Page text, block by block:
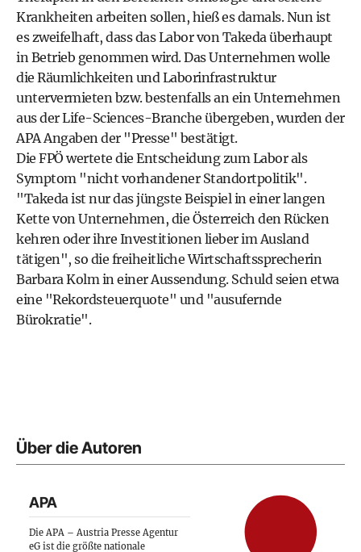
Krankheiten arbeiten sollen, hieß es damals. Nun ist
es zweifelhaft, dass das Labor von Takeda überhaupt
in Betrieb genommen wird. Das Unternehmen wolle
die Räumlichkeiten und Laborinfrastruktur
untervermieten bzw. bestenfalls an ein Unternehmen
aus der Life-Sciences-Branche übergeben, wurden der
APA Angaben der "Presse" bestätigt.
Die FPÖ wertete die Entscheidung zum Labor als
Symptom "nicht vorhandener Standortpolitik".
"Takeda ist nur das jüngste Beispiel in einer langen
Kette von Unternehmen, die Österreich den Rücken
kehren oder ihre Investitionen lieber im Ausland
tätigen", so die freiheitliche Wirtschaftssprecherin
Barbara Kolm in einer Aussendung. Schuld seien etwa
eine "Rekordsteuerquote" und "ausufernde
Bürokratie".
Über die Autoren
APA
Die APA – Austria Presse Agentur
eG ist die größte nationale